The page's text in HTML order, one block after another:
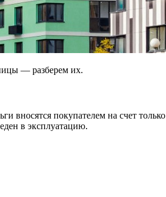
— разберем их.
вносятся покупателем на счет
в эксплуатацию.